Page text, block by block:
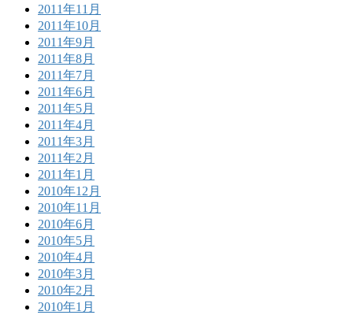
2011年11月
2011年10月
2011年9月
2011年8月
2011年7月
2011年6月
2011年5月
2011年4月
2011年3月
2011年2月
2011年1月
2010年12月
2010年11月
2010年6月
2010年5月
2010年4月
2010年3月
2010年2月
2010年1月